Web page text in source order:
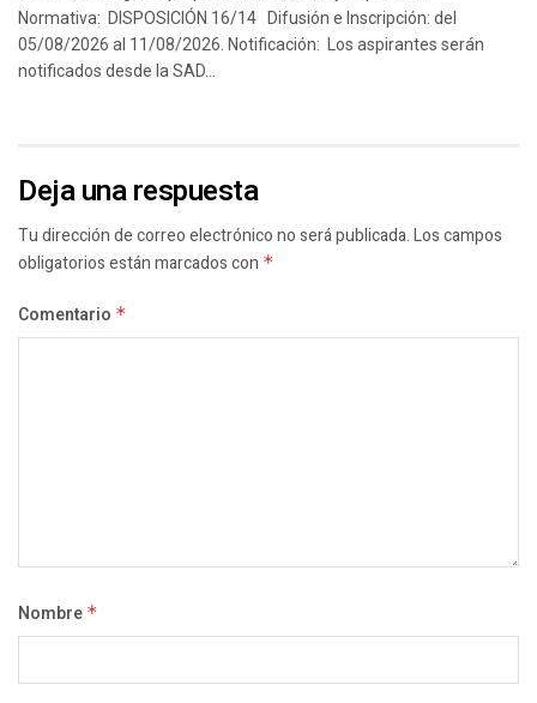
Normativa: DISPOSICIÓN 16/14 Difusión e Inscripción: del
05/08/2026 al 11/08/2026. Notificación: Los aspirantes serán
notificados desde la SAD...
Deja una respuesta
Tu dirección de correo electrónico no será publicada.Los campos
obligatorios están marcados con *
Comentario *
Nombre *